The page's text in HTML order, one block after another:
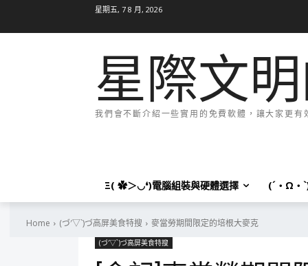
星期五, 7 8 月, 2026
星際文
我們會不斷介紹一些實用的免費軟體，讓大家更
Ξ( ✿＞◡❛)電腦組裝與硬體選擇 (´・Ω・
Home (づ′▽`)づ高屏美食特搜 麥當勞期間限定的培根大麥克
(づ′▽`)づ高屏美食特搜